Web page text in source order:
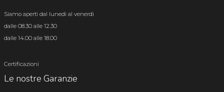
Siamo aperti dal lunedì al venerdì
dalle 08.30 alle 12.30
dalle 14.00 alle 18.00
Certificazioni
Le nostre Garanzie